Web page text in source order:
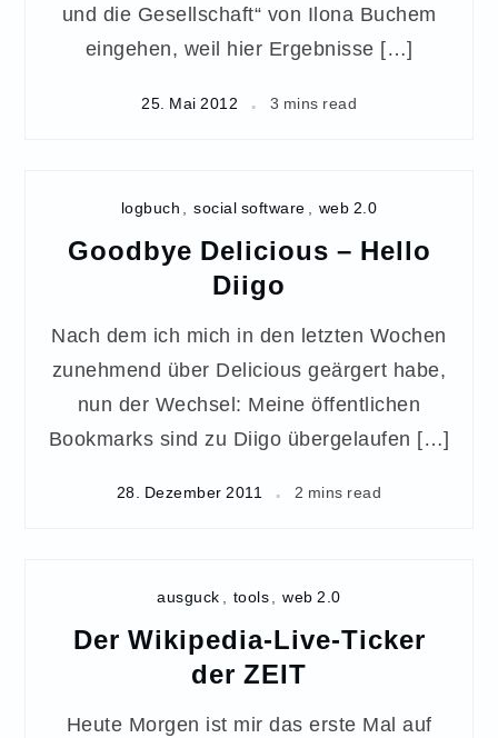
und die Gesellschaft“ von Ilona Buchem
eingehen, weil hier Ergebnisse […]
25. Mai 2012 3 mins read
logbuch social software web 2.0
Goodbye Delicious – Hello
Diigo
Nach dem ich mich in den letzten Wochen
zunehmend über Delicious geärgert habe,
nun der Wechsel: Meine öffentlichen
Bookmarks sind zu Diigo übergelaufen […]
28. Dezember 2011 2 mins read
ausguck tools web 2.0
Der Wikipedia-Live-Ticker
der ZEIT
Heute Morgen ist mir das erste Mal auf